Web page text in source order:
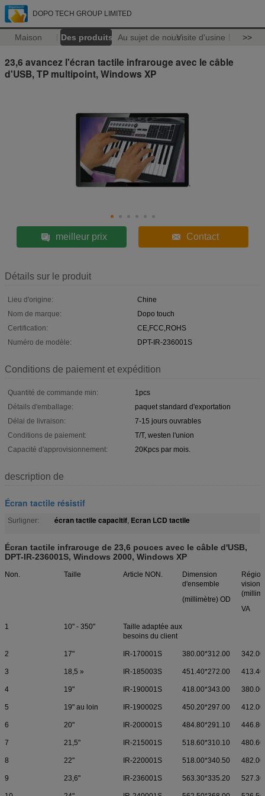
DOPO TECH GROUP LIMITED
Maison Des produits Au sujet de nousVisite d'usine >>
23,6 avancez l'écran tactile infrarouge avec le câble
d'USB, TP multipoint, Windows XP
meilleur prix Contact
Détails sur le produit
Lieu d'origine:
Chine
Nom de marque:
Dopo touch
Certification:
CE,FCC,ROHS
Numéro de modèle:
DPT-IR-236001S
Conditions de paiement et expédition
Quantité de commande min:
1pcs
Détails d'emballage:
paquet standard d'exportation
Délai de livraison:
7-15 jours ouvrables
Conditions de paiement:
T/T, westen l'union
Capacité d'approvisionnement:
20Kpcs par mois.
description de
Écran tactile résistif
Surligner: écran tactile capacitif, Ecran LCD tactile
Écran tactile infrarouge de 23,6 pouces avec le câble d'USB,
DPT-IR-236001S, Windows 2000, Windows XP
Non. Taille Article NON.
Dimension
d'ensemble
(millimètre) OD
VA
1 10" - 350"
Taille adaptée aux
besoins du client
2 17" IR-170001S 380.00*312.00
3 18,5 » IR-185003S 451.40*272.00
4 19" IR-190001S 418.00*343.00
5 19" au loin IR-190002S 450.20*297.00
6 20" IR-200001S 484.80*291.10
7 21,5" IR-215001S 518.60*310.10
8 22" IR-220001S 518.00*340.50
9 23,6" IR-236001S 563.30*335.20